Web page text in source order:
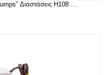
Διαστάσεις H108 ...